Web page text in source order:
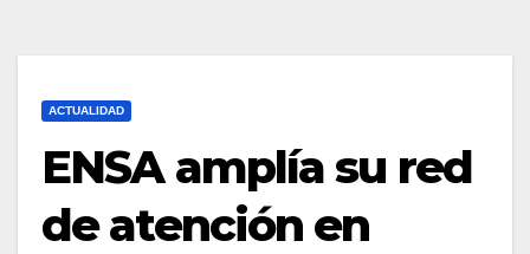
ACTUALIDAD
ENSA amplía su red
de atención en